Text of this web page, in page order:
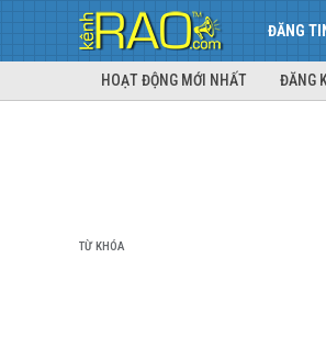
ĐĂNG
HOẠT ĐỘNG MỚI NHẤT ĐĂNG
TỪ KHÓA